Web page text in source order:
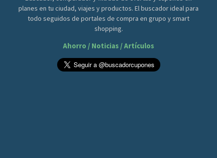
planes en tu ciudad, viajes y productos. El buscador ideal para
todo seguidos de portales de compra en grupo y smart
shopping.
Ahorro / Noticias / Artículos